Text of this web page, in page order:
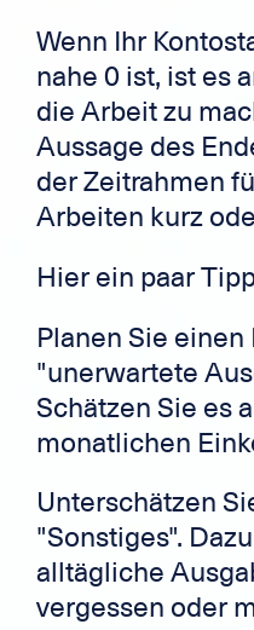
Wenn Ihr
nahe 0 ist, ist es
die Arbeit zu
Aussage des
der Zeitrahmen
Arbeiten kurz
Hier ein paar
Planen Sie einen
"unerwartete
Schätzen Sie es
monatlichen
Unterschätzen
"Sonstiges".
alltägliche
vergessen oder